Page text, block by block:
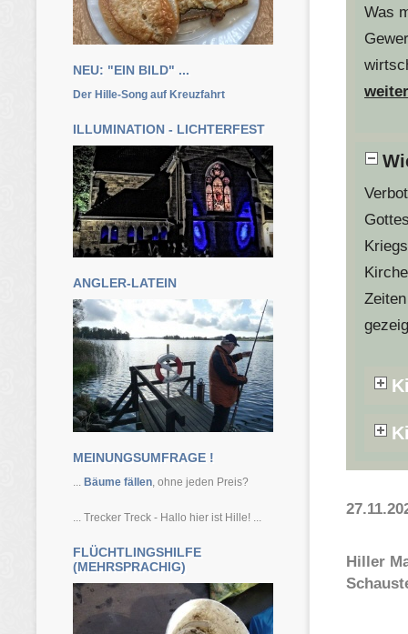
NEU: "EIN BILD" ...
Der Hille-Song auf Kreuzfahrt
ILLUMINATION - LICHTERFEST
ANGLER-LATEIN
MEINUNGSUMFRAGE !
... Bäume fällen, ohne jeden Preis?
... Trecker Treck - Hallo hier ist Hille! ...
FLÜCHTLINGSHILFE
(MEHRSPRACHIG)
Was
Hiller